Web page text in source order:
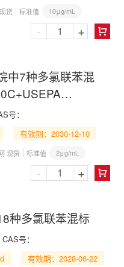
货 标准值 10μg/mL

- +
中7种多氯联苯混
Mix in Isooctane
号：
有效期：2030-12-10
现货 标准值 2μg/mL

- +
种多氯联苯混标
CAS号：
有效期：2028-06-22